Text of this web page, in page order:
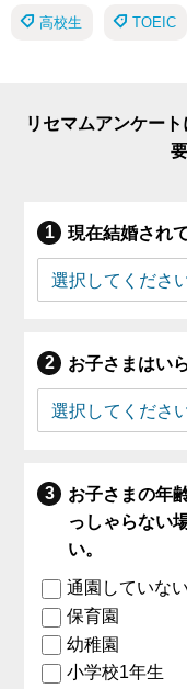
高校生 TOEIC
リセマムアンケー
現在結婚され
お子さまはい
お子さまの年
っしゃらない
い。
通園していな
保育園
幼稚園
小学校1年生